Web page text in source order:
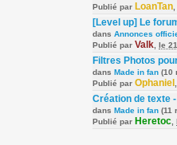
Publié par LoanTan
[Level up] Le
dans Annonces
Publié par Valk le
Filtres Photos
dans Made in fan (10
Publié par Ophaniel
Création de texte
dans Made in fan (11
Publié par Heretoc